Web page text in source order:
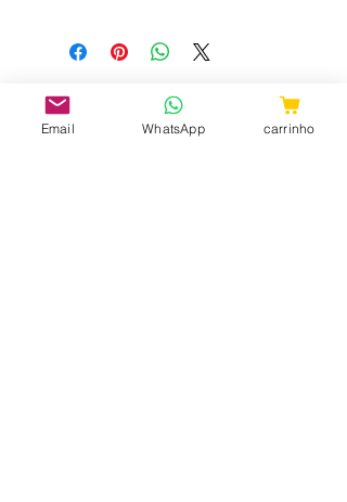
Email WhatsApp carrinho